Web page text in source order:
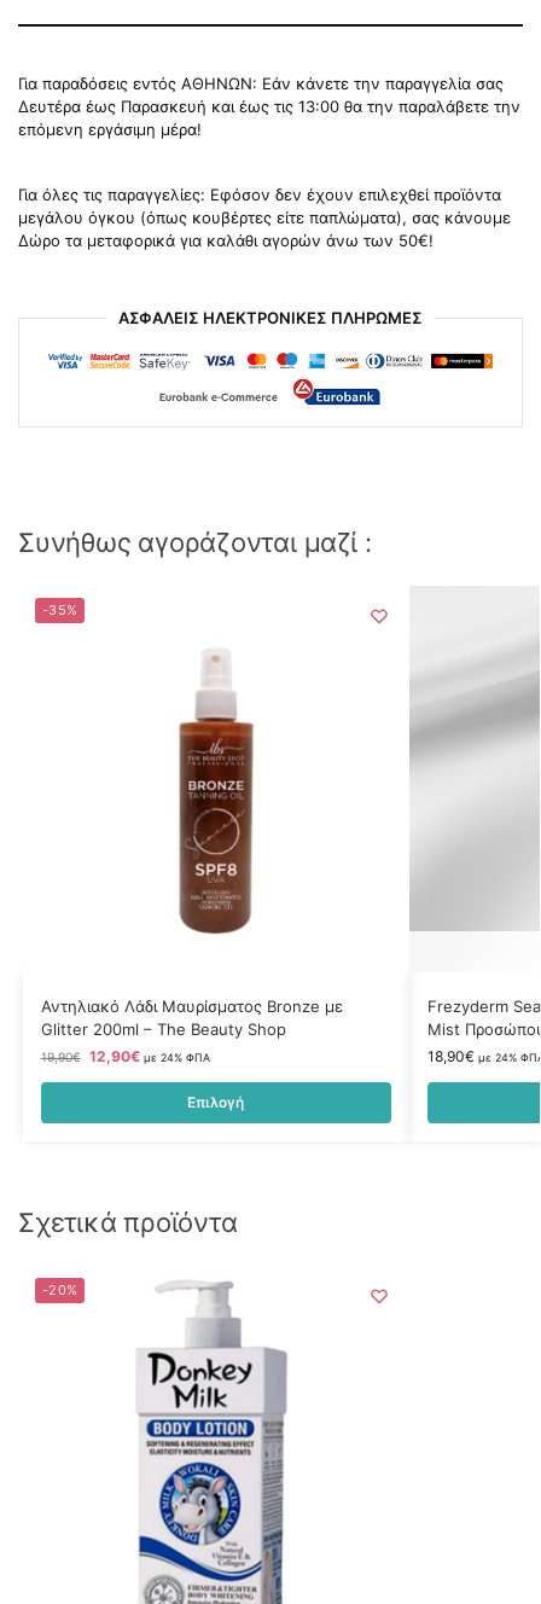
Για παραδόσεις εντός ΑΘΗΝΩΝ: Εάν κάνετε την παραγγελία σας
Δευτέρα έως Παρασκευή και έως τις 13:00 θα την παραλάβετε την
επόμενη εργάσιμη μέρα!
Για όλες τις παραγγελίες: Εφόσον δεν έχουν επιλεχθεί προϊόντα
μεγάλου όγκου (όπως κουβέρτες είτε παπλώματα), σας κάνουμε
Δώρο τα μεταφορικά για καλάθι αγορών άνω των 50€!
ΑΣΦΑΛΕΙΣ ΗΛΕΚΤΡΟΝΙΚΕΣ ΠΛΗΡΩΜΕΣ
Συνήθως αγοράζονται μαζί :
-35%
Αντηλιακό Λάδι Μαυρίσματος Bronze με
Glitter 200ml – The Beauty Shop
19,90€ 12,90€ με 24% ΦΠΑ
Επιλογή
Frezyderm
Mist
18,90€ με 24%
Σχετικά προϊόντα
-20%